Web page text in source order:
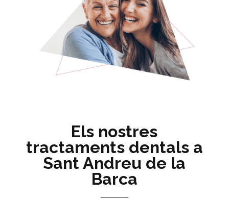
Els nostres
tractaments dentals a
Sant Andreu de la
Barca